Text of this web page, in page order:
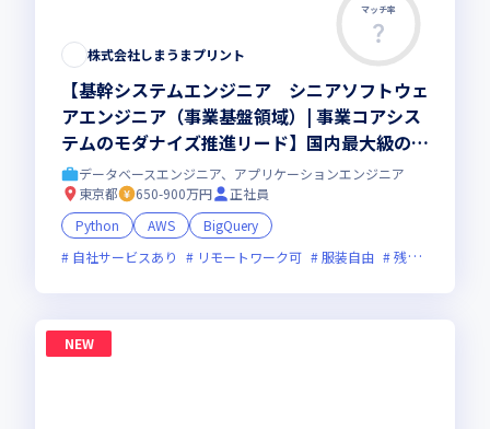
マッチ率
株式会社しまうまプリント
【基幹システムエンジニア シニアソフトウェ
アエンジニア（事業基盤領域）| 事業コアシス
テムのモダナイズ推進リード】国内最大級のプ
リントECを支える基幹システム｜会計・デー
タ基盤・大規模データ管理｜ペタバイト級デー
タ｜基幹SaaS接続｜部課長層と協働して推進
｜ハイブリッド勤務(週1出社)
データベースエンジニア、アプリケーションエンジニア
東京都
650-900万円
正社員
Python
AWS
BigQuery
自社サービスあり
リモートワーク可 服装自由 残業月20時間未満
NEW